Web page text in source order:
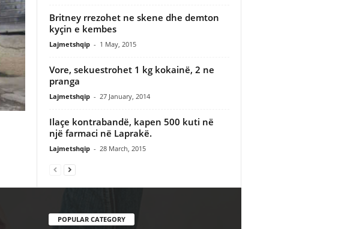
Britney rrezohet ne skene dhe demton
kyçin e kembes
Lajmetshqip - 1 May, 2015
Vore, sekuestrohet 1 kg kokainë, 2 ne
pranga
Lajmetshqip - 27 January, 2014
Ilaçe kontrabandë, kapen 500 kuti në
një farmaci në Laprakë.
Lajmetshqip - 28 March, 2015
POPULAR CATEGORY